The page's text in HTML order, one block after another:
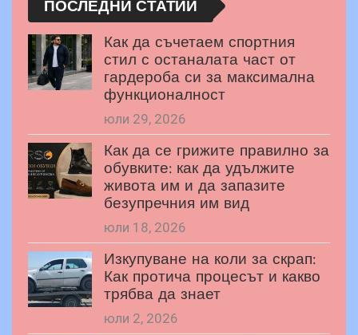
ПОСЛЕДНИ СТАТИИ
Как да съчетаем спортния
стил с останалата част от
гардероба си за максимална
функционалност
юли 29, 2026
Как да се грижите правилно за
обувките: как да удължите
живота им и да запазите
безупречния им вид
юли 18, 2026
Изкупуване на коли за скрап:
Как протича процесът и какво
трябва да знает
юли 2, 2026